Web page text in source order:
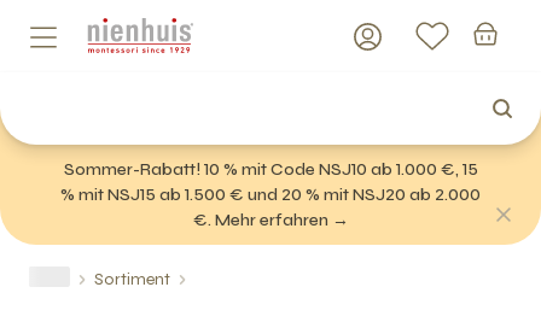
Sommer-Rabatt! 10 % mit Code NSJ10 ab 1.000 €, 15
% mit NSJ15 ab 1.500 € und 20 % mit NSJ20 ab 2.000
€. Mehr erfahren →
Sortiment